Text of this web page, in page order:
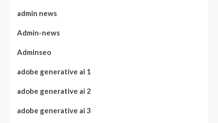
admin news
Admin-news
Adminseo
adobe generative ai 1
adobe generative ai 2
adobe generative ai 3